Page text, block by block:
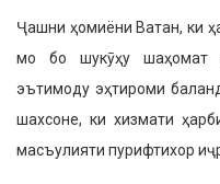
Ҷашни ҳомиёни Ватан, ки
мо бо шукӯҳу шаҳомат
эътимоду эҳтироми
шахсоне, ки хизмати
масъулияти пурифтихор